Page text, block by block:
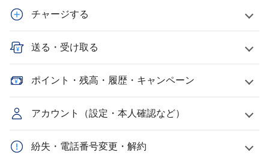
チャージする
送る・受け取る
ポイント・残高・履歴・キャンペーン
アカウント（設定・本人確認など）
紛失・電話番号変更・解約